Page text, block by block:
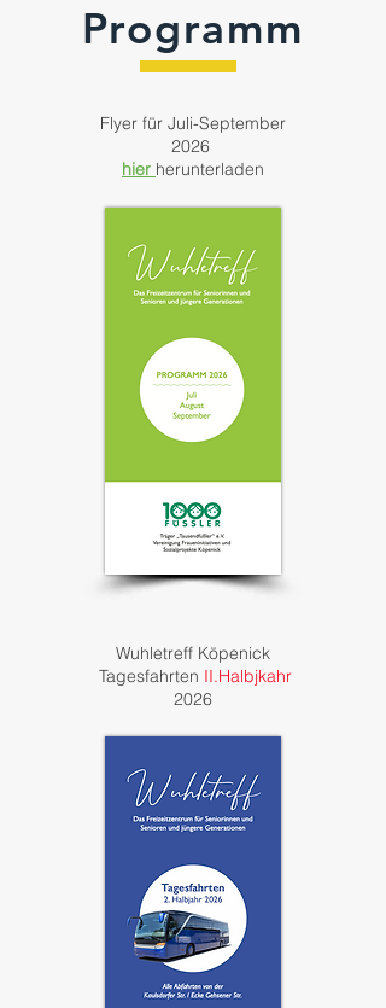
Programm
Flyer für Juli-September
2026
hier ​ herunterladen
Wuhletreff Köpenick
Tagesfahrten II.Halbjkahr
2026